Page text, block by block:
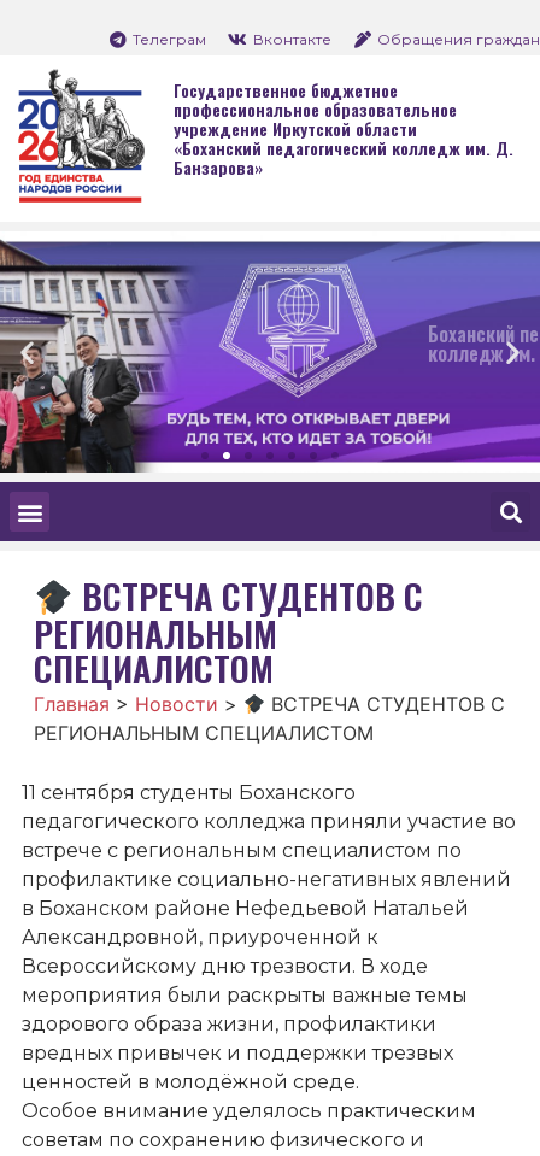
Телеграм Вконтакте Обращения граждан
Государственное бюджетное
профессиональное образовательное
учреждение Иркутской области
«Боханский педагогический колледж им. Д.
Банзарова»
Боханский педагогический
колледж им. Д. Банзарова
ВСТРЕЧА СТУДЕНТОВ С
РЕГИОНАЛЬНЫМ
СПЕЦИАЛИСТОМ
Главная > Новости >
ВСТРЕЧА СТУДЕНТОВ С
РЕГИОНАЛЬНЫМ СПЕЦИАЛИСТОМ
11 сентября студенты Боханского
педагогического колледжа приняли участие во
встрече с региональным специалистом по
профилактике социально-негативных явлений
в Боханском районе Нефедьевой Натальей
Александровной, приуроченной к
Всероссийскому дню трезвости. В ходе
мероприятия были раскрыты важные темы
здорового образа жизни, профилактики
вредных привычек и поддержки трезвых
ценностей в молодёжной среде.
Особое внимание уделялось практическим
советам по сохранению физического и